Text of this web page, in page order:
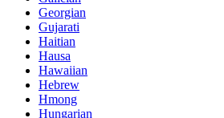
Georgian
Gujarati
Haitian
Hausa
Hawaiian
Hebrew
Hmong
Hungarian